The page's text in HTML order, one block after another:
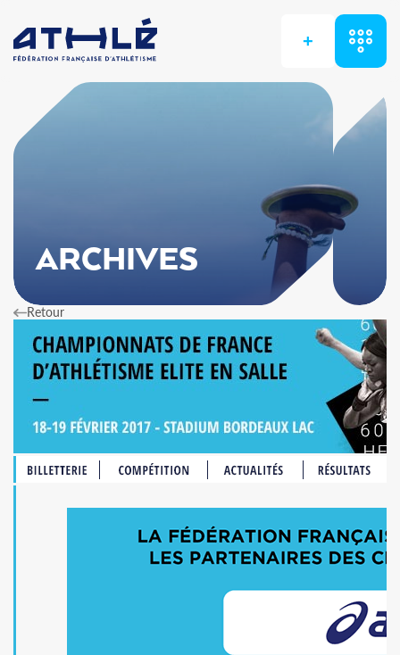
+
ARCHIVES
Retour
MODULE D'ENGAGEMENT
MODALITÉS DE QUALIFICATION
PROCÉDURE DE QUALIFICATION